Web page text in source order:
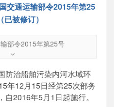
交通运输部令2015年第25
已被修订）
部令2015年第25号
部令2015年第25号
月21日
;污染;内河水域;环境;管理
规定
治船舶污染内河水域环
年12月15日经第25次部务
2016年5月1日起施行。